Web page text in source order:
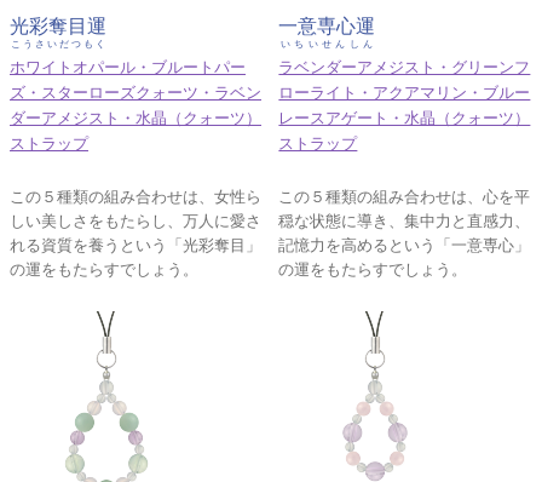
光彩奪目運
こうさいだつもく
ホワイトオパール・ブルートパー
ズ・スターローズクォーツ・ラベン
ダーアメジスト・水晶（クォーツ）
ストラップ
この５種類の組み合わせは、女性ら
しい美しさをもたらし、万人に愛さ
れる資質を養うという「光彩奪目」
の運をもたらすでしょう。
一意専心運
いちいせんしん
ラベンダーアメジスト・グリーンフ
ローライト・アクアマリン・ブルー
レースアゲート・水晶（クォーツ）
ストラップ
この５種類の組み合わせは、心を平
穏な状態に導き、集中力と直感力、
記憶力を高めるという「一意専心」
の運をもたらすでしょう。